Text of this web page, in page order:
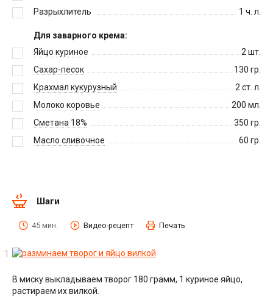
Разрыхлитель
1 ч. л.
Для заварного крема:
Яйцо куриное
2 шт.
Сахар-песок
130 гр.
Крахмал кукурузный
2 ст. л.
Молоко коровье
200 мл.
Сметана 18%
350 гр.
Масло сливочное
60 гр.
Шаги
45 мин. Видео-рецепт Печать
В миску выкладываем творог 180 грамм, 1 куриное яйцо,
растираем их вилкой.